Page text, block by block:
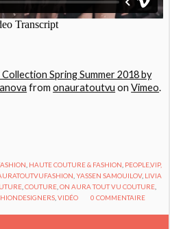
Spring Summer 2018 by
fromonauratoutvu onVimeo.
HAUTE COUTURE & FASHION PEOPLE,VIP,
,YASSEN SAMOUILOV, LIVIA
,COUTURE ,ON AURA TOUT VU COUTURE
,VIDÉO 0 COMMENTAIRE